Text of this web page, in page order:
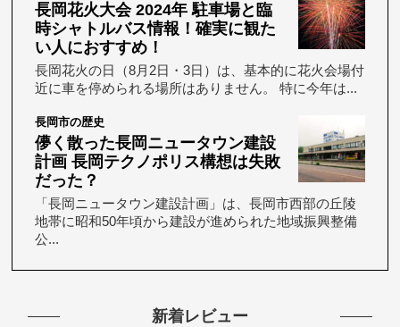
長岡花火大会 2024年 駐車場と臨
時シャトルバス情報！確実に観た
い人におすすめ！
長岡花火の日（8月2日・3日）は、基本的に花火会場付
近に車を停められる場所はありません。 特に今年は...
長岡市の歴史
儚く散った長岡ニュータウン建設
計画 長岡テクノポリス構想は失敗
だった？
「長岡ニュータウン建設計画」は、長岡市西部の丘陵
地帯に昭和50年頃から建設が進められた地域振興整備
公...
新着レビュー